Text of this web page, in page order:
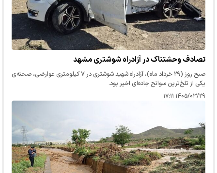
تصادف وحشتناک در آزادراه شوشتری مشهد
صبح روز (۲۹ خرداد ماه)، آزادراه شهید شوشتری در ۷ کیلومتری عوارضی، صحنه‌ی
یکی از تلخ‌ترین سوانح جاده‌ای اخیر بود.
۱۴۰۵/۰۳/۲۹ ۱۷:۱۱